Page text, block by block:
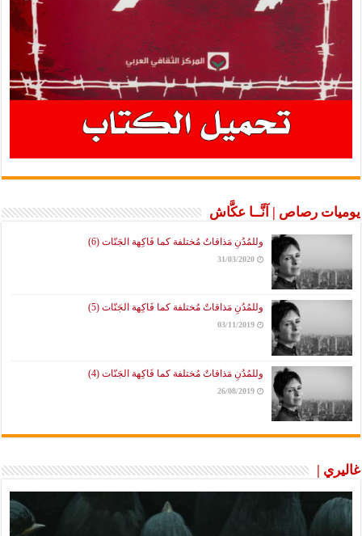
يوميات رصاص | آنَّــا عكَّاش
وللمُدُنِ مَذاقاتٌ مُختلفة كما فَاكِهة الجَنّات (6)
31/03/2020
وللمُدُنِ مَذاقاتٌ مُختلفة كما فَاكِهة الجَنّات (5)
03/11/2019
وللمُدُنِ مَذاقاتٌ مُختلفة كما فَاكِهة الجَنّات (4)
26/08/2019
غاليري |